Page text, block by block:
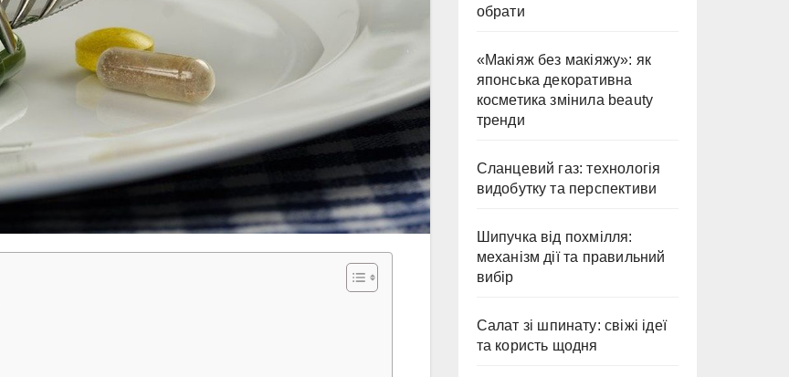
обрати
«Макіяж без макіяжу»: як
японська декоративна
косметика змінила beauty
тренди
Сланцевий газ: технологія
видобутку та перспективи
Шипучка від похмілля:
механізм дії та правильний
вибір
Салат зі шпинату: свіжі ідеї
та користь щодня